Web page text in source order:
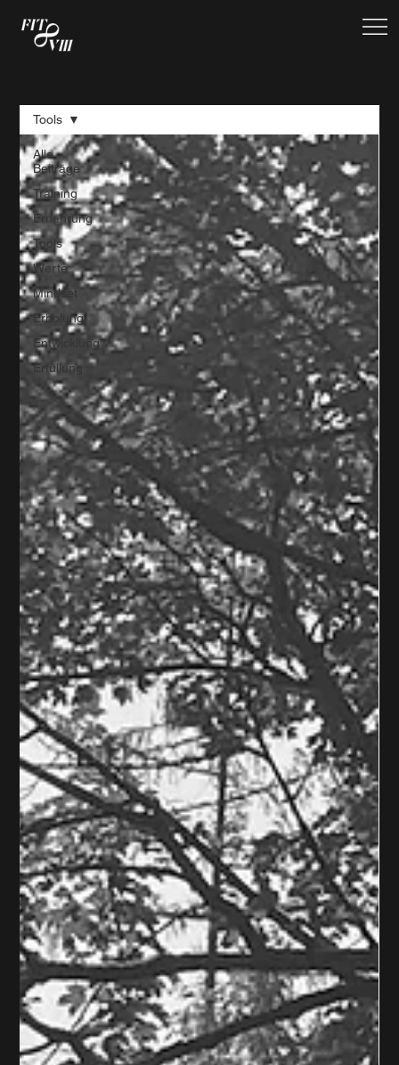
Alle
Beiträge
Training
Ernährung
Tools
Werte
Mindset
Erholung
Entwicklung
Erfüllung
Tools